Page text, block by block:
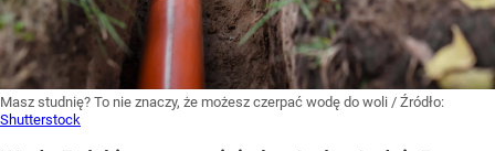
Masz studnię? To nie znaczy, że możesz czerpać wodę do woli / Źródło:
Shutterstock